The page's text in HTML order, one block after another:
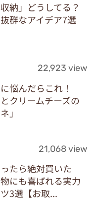
収納」どうしてる？
群なアイデア7選
22,923 view
悩んだらこれ！
とクリームチーズの
」
21,068 view
たら絶対買いた
にも喜ばれる実力
3選【お取...